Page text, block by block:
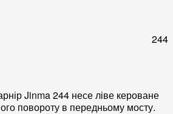
244
Jinma 244 несе ліве кероване
повороту в передньому мосту.